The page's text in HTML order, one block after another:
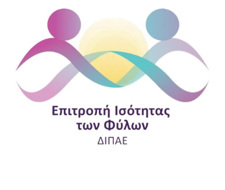
watches
sales
online
buy
perfect